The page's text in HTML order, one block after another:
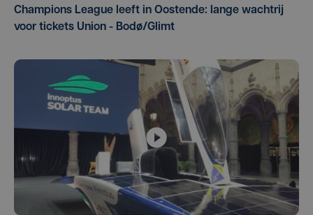
Champions League leeft in Oostende: lange wachtrij
voor tickets Union - Bodø/Glimt